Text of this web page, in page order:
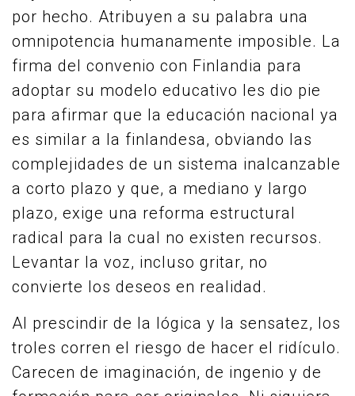
por hecho. Atribuyen a su palabra una
omnipotencia humanamente imposible. La
firma del convenio con Finlandia para
adoptar su modelo educativo les dio pie
para afirmar que la educación nacional ya
es similar a la finlandesa, obviando las
complejidades de un sistema inalcanzable
a corto plazo y que, a mediano y largo
plazo, exige una reforma estructural
radical para la cual no existen recursos.
Levantar la voz, incluso gritar, no
convierte los deseos en realidad.
Al prescindir de la lógica y la sensatez, los
troles corren el riesgo de hacer el ridículo.
Carecen de imaginación, de ingenio y de